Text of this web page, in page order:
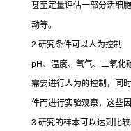
甚至定量评估一部分活细
动等。
2.研究条件可以人为控制
pH、温度、氧气、二氧化
需要进行人为的控制，同
件而进行实验观察，这些
3.研究的样本可以达到比